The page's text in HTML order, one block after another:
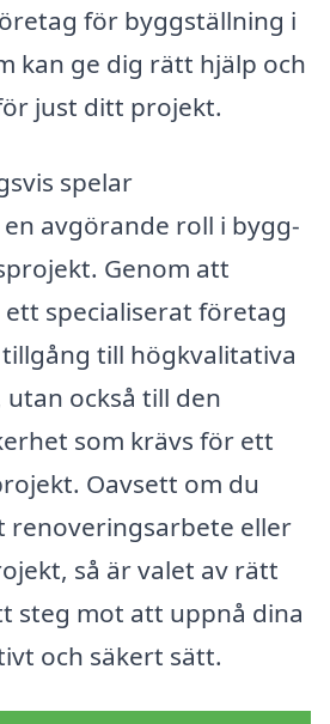
för byggställning i
kan ge dig rätt hjälp och
just ditt projekt.
spelar
avgörande roll i bygg-
Genom att
specialiserat företag
till högkvalitativa
också till den
som krävs för ett
Oavsett om du
renoveringsarbete eller
så är valet av rätt
steg mot att uppnå dina
och säkert sätt.